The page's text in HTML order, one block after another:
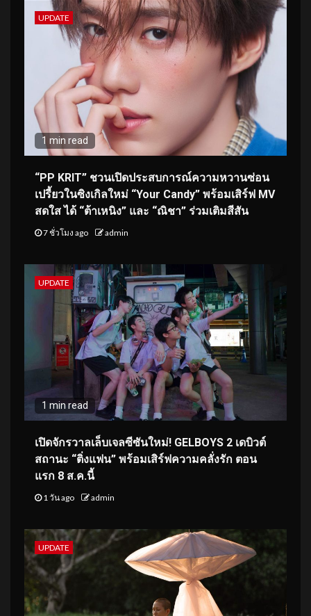
UPDATE
1 min read
“PP KRIT” ชวนเปิดประสบการณ์ความหวานซ่อน
เปรี้ยวในซิงเกิลใหม่ “Your Candy” พร้อมเสิร์ฟ MV
สดใส ได้ “ต้าเหนิง” และ “ณิชา” ร่วมเติมสีสัน
7 ชั่วโมง ago admin
UPDATE
1 min read
เปิดจักรวาลเล็บเจลซีซันใหม่! GELBOYS 2 เดบิวต์
สถานะ “ติ่งแฟน” พร้อมเสิร์ฟความคลั่งรัก ตอน
แรก 8 ส.ค.นี้
1 วัน ago admin
UPDATE